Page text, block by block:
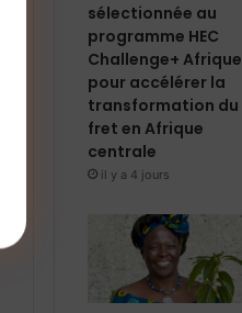
sélectionnée au
programme HEC
Challenge+ Afrique
pour accélérer la
transformation du
fret en Afrique
centrale
il y a 4 jours